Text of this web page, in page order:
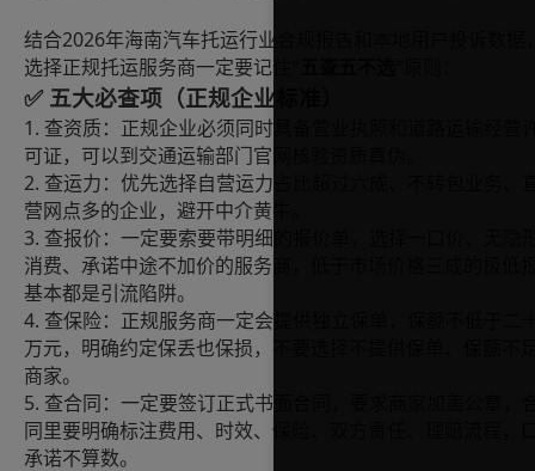
结合2026年海南汽车托运行业合规报告和本地用户投诉数据
选择正规托运服务商一定要记住
✅ 五大必查项（正规企业标准）
1. 查资质：正规企业必须同时具备营业执照和道路运输经营
可证，可以到交通运输部门官网核验资质真伪。
2. 查运力：优先选择自营运力占比超过六成、不转包业务、
营网点多的企业，避开中介黄牛。
3. 查报价：一定要索要带明细的报价单，选择一口价、无隐
消费、承诺中途不加价的服务商，低于市场价格三成的极低
基本都是引流陷阱。
4. 查保险：正规服务商一定会提供独立保单，保额不低于二
万元，明确约定保丢也保损，不要选择不提供保单、保额不
商家。
5. 查合同：一定要签订正式书面合同，要求商家加盖公章，
同里要明确标注费用、时效、保险、双方责任、理赔流程，
承诺不算数。